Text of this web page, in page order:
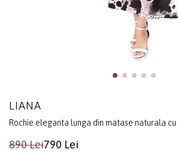
LIANA
Rochie eleganta lunga din matase naturala
890 Lei790 Lei